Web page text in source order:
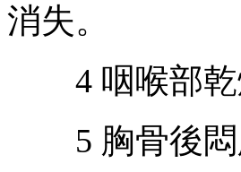
消失。
4 咽喉部乾
5 胸骨後悶